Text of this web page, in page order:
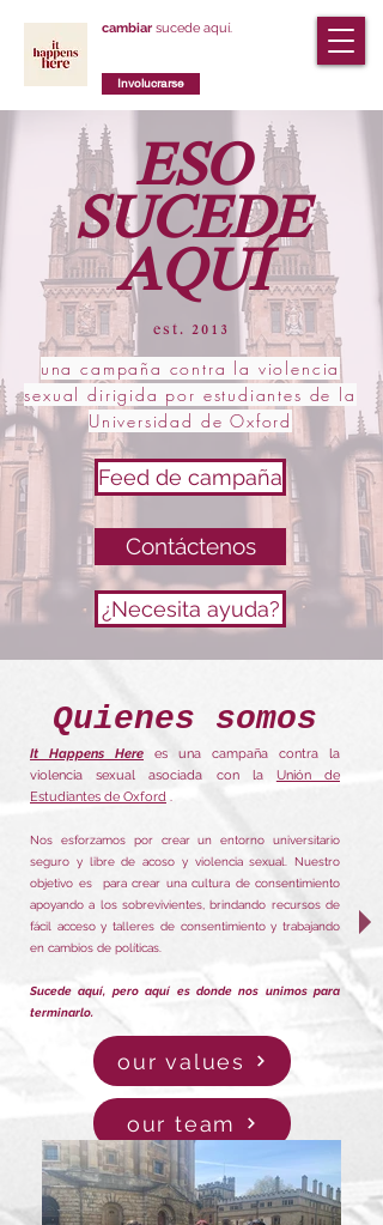
cambiar sucede aquí.
Involucrarse
ESO
SUCEDE
AQUÍ
est. 2013
una campaña contra la violencia
sexual dirigida por estudiantes de la
Universidad de Oxford
Feed de campaña
Contáctenos
¿Necesita ayuda?
Quienes somos
It Happens Here es una campaña contra la
violencia sexual asociada con la Unión de
Estudiantes de Oxford .
Nos esforzamos por crear un entorno universitario
seguro y libre de acoso y violencia sexual. Nuestro
objetivo es
para crear una cultura de consentimiento
apoyando a los sobrevivientes, brindando recursos de
fácil acceso y talleres de consentimiento y trabajando
en cambios de políticas.
Sucede aquí, pero aquí es donde nos unimos para
terminarlo.
our values
our team